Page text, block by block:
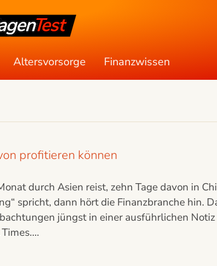
Altersvorsorge Finanzwissen
profitieren können
durch Asien reist, zehn Tage davon in
spricht, dann hört die Finanzbranche hin.
jüngst in einer ausführlichen